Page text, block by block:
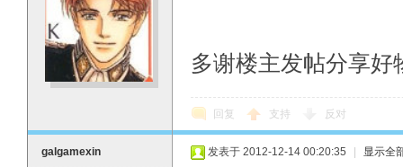
多谢楼主发帖分享好
回复 支持 反对
galgamexin 发表于 2012-12-14 00:20:35 显示全